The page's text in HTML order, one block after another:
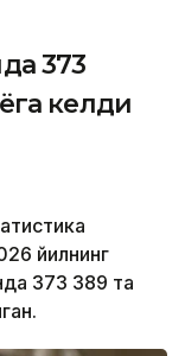
373
келди
йилнинг
373 389 та